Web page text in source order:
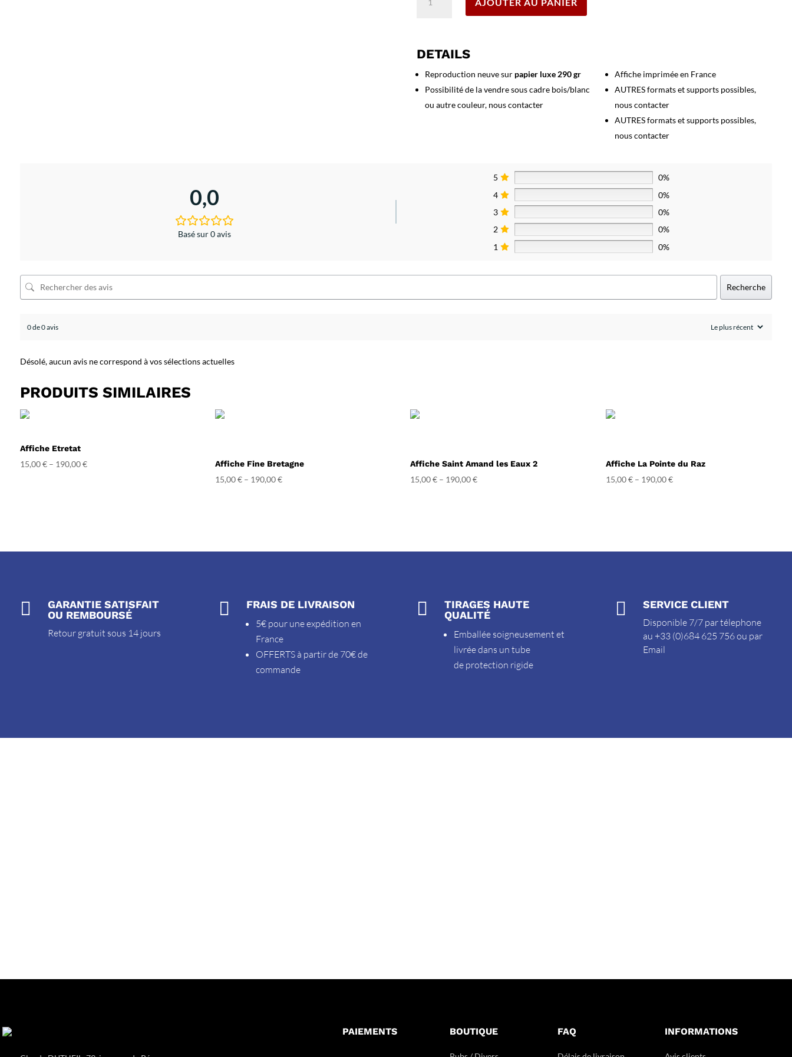
Côte
de
Granite
DETAILS
Reproduction neuve sur papier luxe 290 gr
Possibilité de la vendre sous cadre bois/blanc
ou autre couleur, nous contacter
Affiche imprimée en France
AUTRES formats et supports possibles,
nous contacter
AUTRES formats et supports possibles,
nous contacter
0,0
Basé sur 0 avis
5
0%
4
0%
3
0%
2
0%
1
0%
Recherche
0 de 0 avis
Désolé, aucun avis ne correspond à vos sélections actuelles
PRODUITS SIMILAIRES
Affiche Etretat
15,00€– 190,00€ Affiche Fine Bretagne
15,00€– 190,00€
Affiche Saint Amand les Eaux 2
15,00€ – 190,00€
Affiche La Pointe du Raz
15,00€– 190,00€

GARANTIE SATISFAIT
OU REMBOURSÉ
Retour gratuit sous 14 jours
 FRAIS DE LIVRAISON
5€ pour une expédition en
France
OFFERTS à partir de 70€ de
commande

TIRAGES HAUTE
QUALITÉ
Emballée soigneusement et
livrée dans un tube
de protection rigide
 SERVICE CLIENT
Disponible 7/7 par télephone
au +33 (0)684 625 756 ou par
Email
PAIEMENTS BOUTIQUE FAQ INFORMATIONS